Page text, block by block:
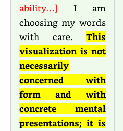
ability…] I am
choosing my words
with care. This
visualization is not
necessarily
concerned with
form and with
concrete mental
presentations; it is